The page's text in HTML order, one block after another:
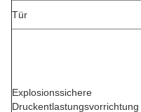
Tür
Explosionssichere
Druckentlastungsvorrichtung